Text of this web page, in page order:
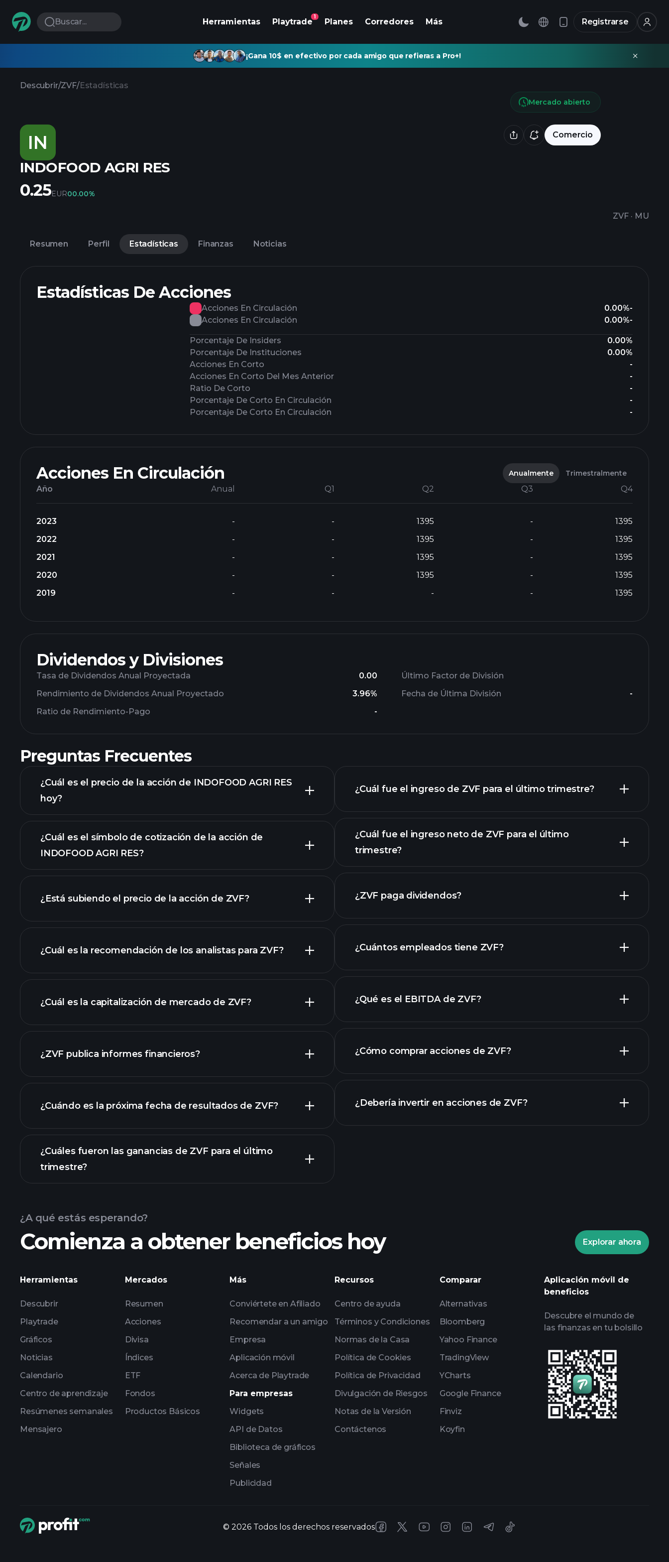
Buscar... Herramientas Playtrade
1
Planes Corredores Más Registrarse
¡Gana 10$ en efectivo por cada amigo que refieras a Pro+!
Descubrir/ZVF/Estadísticas
IN Comercio
INDOFOOD AGRI RES
ZVF · MU
Mercado abierto
0.25EUR00.00%
Resumen Perfil Estadísticas Finanzas Noticias
Estadísticas De Acciones
Acciones En Circulación 0.00%-
Acciones En Circulación
0.00%-
Porcentaje De Insiders
0.00%
Porcentaje De Instituciones
0.00%
Acciones En Corto
-
Acciones En Corto Del Mes Anterior
-
Ratio De Corto
-
Porcentaje De Corto En Circulación
-
Porcentaje De Corto En Circulación
-
Acciones En Circulación Anualmente Trimestralmente
Año Anual Q1 Q2 Q3 Q4
2023 - - 1395 -
1395
2022
- - 1395 -
1395
2021
- - 1395 -
1395
2020
- - 1395 -
1395
2019
- - - - 1395
Dividendos y Divisiones
Tasa de Dividendos Anual Proyectada
0.00
Rendimiento de Dividendos Anual Proyectado
3.96%
Ratio de Rendimiento-Pago
-
Último Factor de División
Fecha de Última División
-
Preguntas Frecuentes
¿Cuál es el precio de la acción de INDOFOOD AGRI RES
hoy?
gráfico avanzado
¿Cuál es el símbolo de cotización de la acción de
INDOFOOD AGRI RES?
¿Está subiendo el precio de la acción de ZVF?
gráfico de ZVF
¿Cuál es la recomendación de los analistas para ZVF?
¿Cuál es la capitalización de mercado de ZVF?
nuestra lista de acciones
¿ZVF publica informes financieros?
los estados financieros de ZVF
¿Cuándo es la próxima fecha de resultados de ZVF?
Calendario de Resultados
¿Cuáles fueron las ganancias de ZVF para el último
trimestre?
¿Cuál fue el ingreso de ZVF para el último trimestre?
informes financieros de ZVF
¿Cuál fue el ingreso neto de ZVF para el último
trimestre?
informes financieros de ZVF
¿ZVF paga dividendos?
acciones de alto dividendo
¿Cuántos empleados tiene ZVF?
¿Qué es el EBITDA de ZVF?
informes financieros
¿Cómo comprar acciones de ZVF?
¿Debería invertir en acciones de ZVF?
Playtrade
impulsados por IA
listas de seguimiento
carteras de
multimillonarios
¿A qué estás esperando?
Comienza a obtener beneficios hoy Explorar ahora
Herramientas
Descubrir
Playtrade
Gráficos
Noticias
Calendario
Centro de aprendizaje
Resúmenes semanales
Mensajero
Mercados
Resumen
Acciones
Divisa
Índices
ETF
Fondos
Productos Básicos
Más
Conviértete en Afiliado
Recomendar a un amigo
Empresa
Aplicación móvil
Acerca de Playtrade
Para empresas
Widgets
API de Datos
Biblioteca de gráficos
Señales
Publicidad
Recursos
Centro de ayuda
Términos y Condiciones
Normas de la Casa
Política de Cookies
Política de Privacidad
Divulgación de Riesgos
Notas de la Versión
Contáctenos
Comparar
Alternativas
Bloomberg
Yahoo Finance
TradingView
YCharts
Google Finance
Finviz
Koyfin
Aplicación móvil de
beneficios
Descubre el mundo de
las finanzas en tu bolsillo
© 2026 Todos los derechos reservados